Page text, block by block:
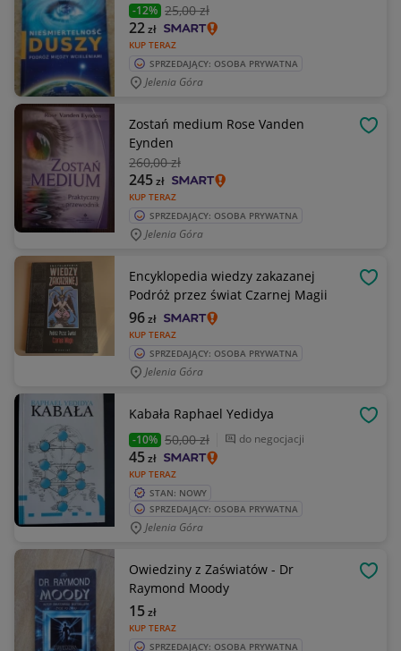
-12% 25,00 zł
KUP TERAZ
22zł
SPRZEDAJĄCY: OSOBA PRYWATNA
Jelenia Góra
Zostań medium Rose Vanden
Eynden
260,00 zł
KUP TERAZ
245zł
SPRZEDAJĄCY: OSOBA PRYWATNA
Jelenia Góra
Encyklopedia wiedzy zakazanej
Podróż przez świat Czarnej Magii
KUP TERAZ
96zł
SPRZEDAJĄCY: OSOBA PRYWATNA
Jelenia Góra
Kabała Raphael Yedidya
-10% 50,00 zł do negocjacji
KUP TERAZ
45zł
STAN: NOWY
SPRZEDAJĄCY: OSOBA PRYWATNA
Jelenia Góra
Owiedziny z Zaświatów - Dr
Raymond Moody
KUP TERAZ
15zł
SPRZEDAJĄCY: OSOBA PRYWATNA